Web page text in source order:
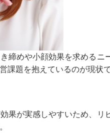
締めや小顔効果を求める
課題を抱えているのが現状で
果が実感しやすいため、